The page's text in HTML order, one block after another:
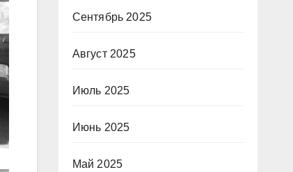
Сентябрь 2025
Август 2025
Июль 2025
Июнь 2025
Май 2025